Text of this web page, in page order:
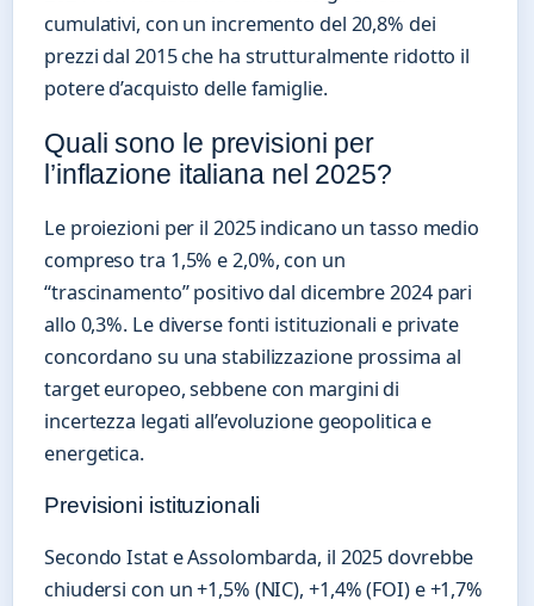
cumulativi, con un incremento del 20,8% dei
prezzi dal 2015 che ha strutturalmente ridotto il
potere d’acquisto delle famiglie.
Quali sono le previsioni per
l’inflazione italiana nel 2025?
Le proiezioni per il 2025 indicano un tasso medio
compreso tra 1,5% e 2,0%, con un
“trascinamento” positivo dal dicembre 2024 pari
allo 0,3%. Le diverse fonti istituzionali e private
concordano su una stabilizzazione prossima al
target europeo, sebbene con margini di
incertezza legati all’evoluzione geopolitica e
energetica.
Previsioni istituzionali
Secondo Istat e Assolombarda, il 2025 dovrebbe
chiudersi con un +1,5% (NIC), +1,4% (FOI) e +1,7%